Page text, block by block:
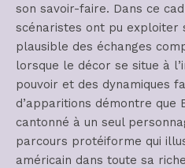
son savoir-faire. Dans ce
scénaristes ont pu exploiter
plausible des échanges
lorsque le décor se situe à
pouvoir et des dynamiques
d’apparitions démontre que
cantonné à un seul
parcours protéiforme qui
américain dans toute sa